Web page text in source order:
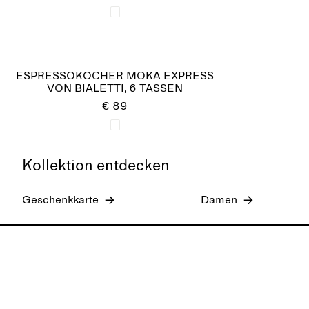
ESPRESSOKOCHER MOKA EXPRESS
VON BIALETTI, 6 TASSEN
€ 89
Kollektion entdecken
Geschenkkarte Damen